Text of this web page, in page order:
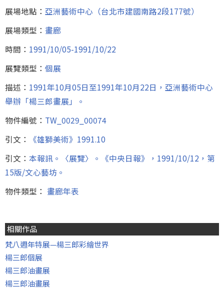
展場地點： 亞洲藝術中心（台北市建國南路2段177號）
展場類型： 畫廊
時間： 1991/10/05-1991/10/22
展覽類型： 個展
描述： 1991年10月05日至1991年10月22日，亞洲藝術中心
舉辦「楊三郎畫展」。
物件編號： TW_0029_00074
引文：
《雄獅美術》1991.10
引文： 本報訊。〈展覽〉。《中央日報》，1991/10/12，第
15版/文心藝坊。
物件類型： 畫廊年表
相關作品
梵八週年特展—楊三郎彩繪世界
楊三郎個展
楊三郎油畫展
楊三郎油畫展